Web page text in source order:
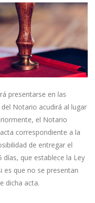
presentarse en las
Notario acudirá al lugar
el Notario
correspondiente a la
de entregar el
que establece la Ley
es que no se presentan
dicha acta.